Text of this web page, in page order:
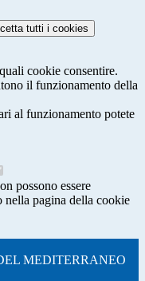
tutti i cookies
cookie consentire.
il funzionamento della
al funzionamento potete
possono essere
nella pagina della cookie
MEDITERRANEO